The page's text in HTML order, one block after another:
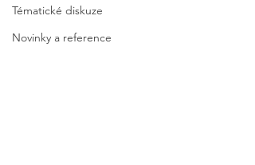
Tématické diskuze
Novinky a reference